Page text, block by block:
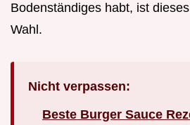
Bodenständiges habt, ist
Wahl.
Nicht verpassen:
Beste Burger Sauce